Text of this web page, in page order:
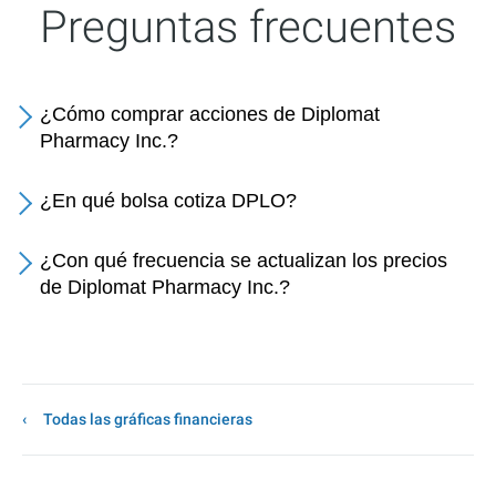
Preguntas frecuentes
¿Cómo comprar acciones de Diplomat
Pharmacy Inc.?
¿En qué bolsa cotiza DPLO?
¿Con qué frecuencia se actualizan los precios
de Diplomat Pharmacy Inc.?
Todas las gráficas financieras